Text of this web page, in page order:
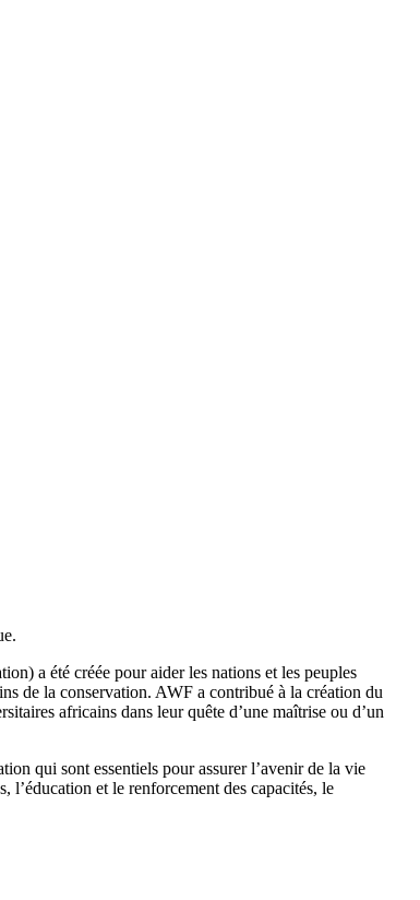
a été créée pour aider les nations et les peuples
de la conservation. AWF a contribué à la création du
africains dans leur quête d’une maîtrise ou d’un
qui sont essentiels pour assurer l’avenir de la vie
et le renforcement des capacités, le